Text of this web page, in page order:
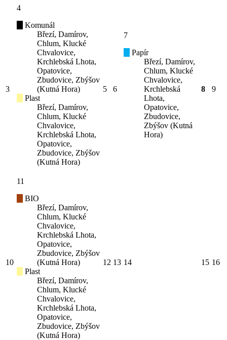
3
4
Komunál
Březí, Damírov,
Chlum, Klucké
Chvalovice,
Krchlebská Lhota,
Opatovice,
Zbudovice, Zbýšov
(Kutná Hora)
Plast
Březí, Damírov,
Chlum, Klucké
Chvalovice,
Krchlebská Lhota,
Opatovice,
Zbudovice, Zbýšov
(Kutná Hora)
5 6
7
Papír
Březí, Damírov,
Chlum, Klucké
Chvalovice,
Krchlebská
Lhota,
Opatovice,
Zbudovice,
Zbýšov (Kutná
Hora)
8 9
10
11
BIO
Březí, Damírov,
Chlum, Klucké
Chvalovice,
Krchlebská Lhota,
Opatovice,
Zbudovice, Zbýšov
(Kutná Hora)
Plast
Březí, Damírov,
Chlum, Klucké
Chvalovice,
Krchlebská Lhota,
Opatovice,
Zbudovice, Zbýšov
(Kutná Hora)
12 13 14 15 16